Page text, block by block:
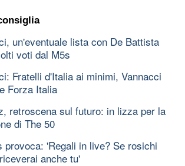
un'eventuale lista con De Battista
voti dal M5s
Fratelli d'Italia ai minimi, Vannacci
Forza Italia
retroscena sul futuro: in lizza per la
di The 50
provoca: 'Regali in live? Se rosichi
anche tu'